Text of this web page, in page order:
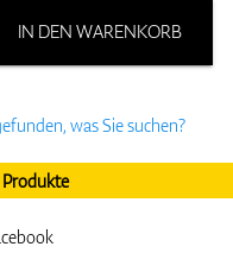
IN DEN WARENKORB
was Sie suchen?